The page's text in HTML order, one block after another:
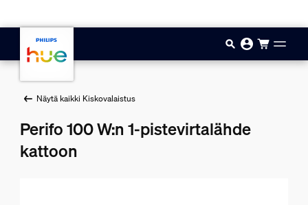
Näytä kaikki Kiskovalaistus
Perifo 100 W:n 1-pistevirtalähde
kattoon